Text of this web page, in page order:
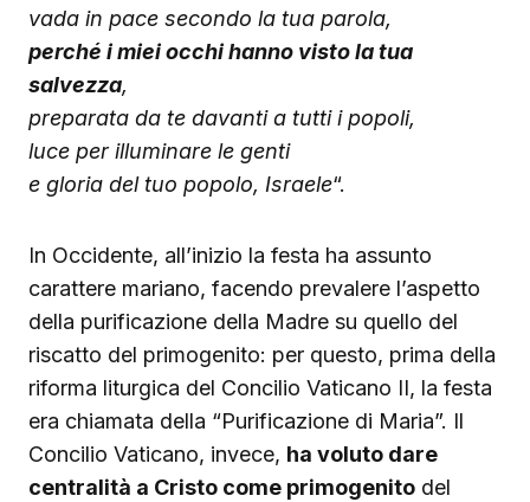
vada in pace secondo la tua parola,
perché i miei occhi hanno visto la tua
salvezza,
preparata da te davanti a tutti i popoli,
luce per illuminare le genti
e gloria del tuo popolo, Israele“.
In Occidente, all’inizio la festa ha assunto
carattere mariano, facendo prevalere l’aspetto
della purificazione della Madre su quello del
riscatto del primogenito: per questo, prima della
riforma liturgica del Concilio Vaticano II, la festa
era chiamata della “Purificazione di Maria”. Il
Concilio Vaticano, invece, ha voluto dare
centralità a Cristo come primogenito del